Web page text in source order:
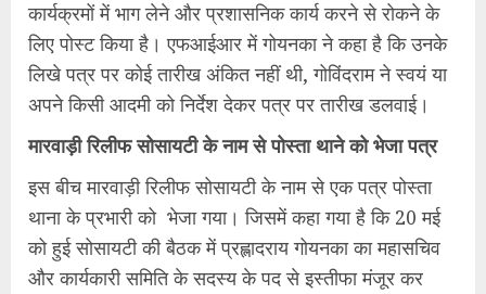
कार्यक्रमों में भाग लेने और प्रशासनिक कार्य करने से रोकने के
लिए पोस्‍ट किया है। एफआईआर में गोयनका ने कहा है कि उनके‍
लिखे पत्र पर कोई तारीख अंकित नहीं थी, गोविंदराम ने स्‍वयं या
अपने किसी आदमी को निर्देश देकर पत्र पर तारीख डलवाई।
मारवाड़ी रिलीफ सोसायटी के नाम से पोस्‍ता थाने को भेजा पत्र
इस बीच मारवाड़ी रिलीफ सोसायटी के नाम से एक पत्र पोस्‍ता
थाना के प्रभारी को भेजा गया। जिसमें कहा गया है कि 20 मई
को हुई सोसायटी की बैठक में प्रह्लादराय गोयनका का महासचिव
और कार्यकारी समिति के सदस्‍य के पद से इस्‍तीफा मंजूर कर